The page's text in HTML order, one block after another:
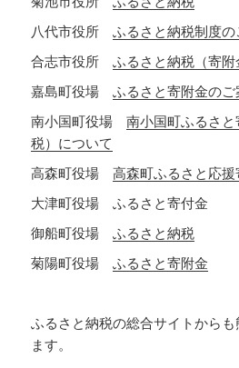
八代市役所 ふるさと納税制度の
合志市役所 ふるさと納税（寄附
嘉島町役場 ふるさと寄附金のご
南小国町役場 南小国町ふるさ
税）について
高森町役場 高森町ふるさと応援
大津町役場 ふるさと寄付金
御船町役場 ふるさと納税
菊陽町役場 ふるさと寄附金
ふるさと納税の総合サイトから
ます。